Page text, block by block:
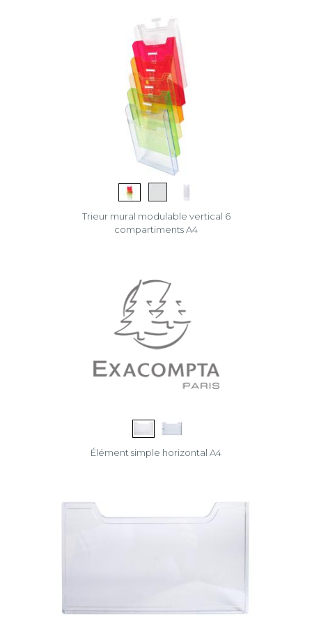
Trieur mural modulable vertical 6
compartiments A4
Élément simple horizontal A4